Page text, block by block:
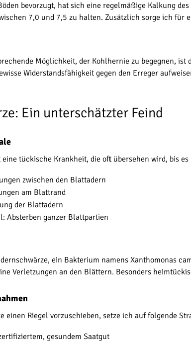
bevorzugt, hat sich eine regelmäßige Kalkung
7,0 und 7,5 zu halten. Zusätzlich sorge ich für
Möglichkeit, der Kohlhernie zu begegnen,
Widerstandsfähigkeit gegen den Erreger
Ein unterschätzter Feind
eine tückische Krankheit, die oft übersehen wird, bis
zwischen den Blattadern
am Blattrand
der Blattadern
Absterben ganzer Blattpartien
ein Bakterium namens Xanthomonas
Verletzungen an den Blättern. Besonders
einen Riegel vorzuschieben, setze ich auf folgende
gesundem Saatgut